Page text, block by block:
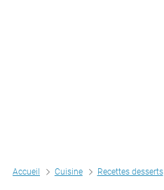
Accueil Cuisine Recettes desserts